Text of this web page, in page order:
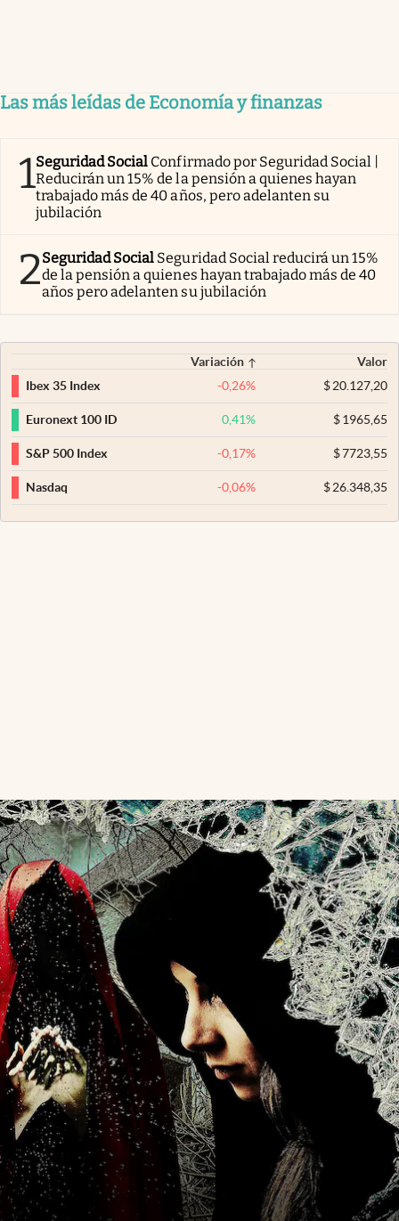
Las más leídas de Economía y finanzas
1Seguridad Social Confirmado por Seguridad Social |
Reducirán un 15% de la pensión a quienes hayan
trabajado más de 40 años, pero adelanten su
jubilación
2Seguridad Social Seguridad Social reducirá un 15%
de la pensión a quienes hayan trabajado más de 40
años pero adelanten su jubilación
Variación
Valor
Ibex 35 Index
-0,26% $20.127,20
Euronext 100 ID 0,41% $1965,65
S&P 500 Index -0,17% $7723,55
Nasdaq -0,06% $26.348,35